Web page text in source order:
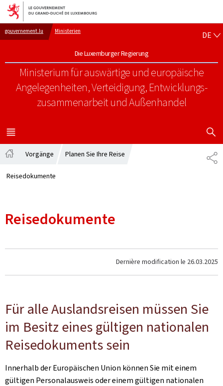
Zur Hauptnavigation
Zum Inhalt
gouvernement.lu Ministerien
Die Luxemburger Regierung
Ministerium für auswärtige und europäische
Angelegenheiten, Verteidigung, Entwicklungs-
zusammenarbeit und Außenhandel
DE
MENÜ
HAUPT-
Vorgänge Planen Sie Ihre Reise
Reisedokumente
Reisedokumente
Dernière modification le 26.03.2025
Für alle Auslandsreisen müssen Sie
im Besitz eines gültigen nationalen
Reisedokuments sein
Innerhalb der Europäischen Union können Sie mit einem
gültigen Personalausweis oder einem gültigen nationalen